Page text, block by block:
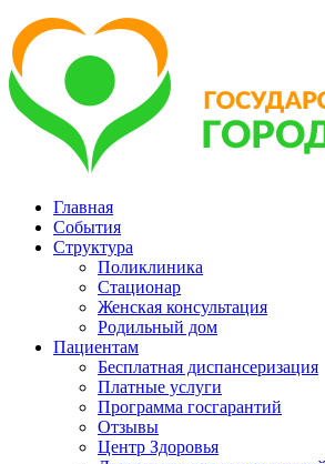
Главная
События
Структура
Поликлиника
Стационар
Женская консультация
Родильный дом
Пациентам
Бесплатная диспансеризация
Платные услуги
Программа госгарантий
Отзывы
Центр Здоровья